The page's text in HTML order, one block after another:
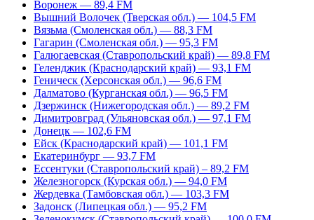
Воронеж — 89,4 FM
Вышний Волочек (Тверская обл.) — 104,5 FM
Вязьма (Смоленская обл.) — 88,3 FM
Гагарин (Смоленская обл.) — 95,3 FM
Галюгаевская (Ставропольский край) — 89,8 FM
Геленджик (Краснодарский край) — 93,1 FM
Геническ (Херсонская обл.) — 96,6 FM
Далматово (Курганская обл.) — 96,5 FM
Дзержинск (Нижегородская обл.) — 89,2 FM
Димитровград (Ульяновская обл.) — 97,1 FM
Донецк — 102,6 FM
Ейск (Краснодарский край) — 101,1 FM
Екатеринбург — 93,7 FM
Ессентуки (Ставропольский край) – 89,2 FM
Железногорск (Курская обл.) — 94,0 FM
Жердевка (Тамбовская обл.) — 103,3 FM
Задонск (Липецкая обл.) — 95,2 FM